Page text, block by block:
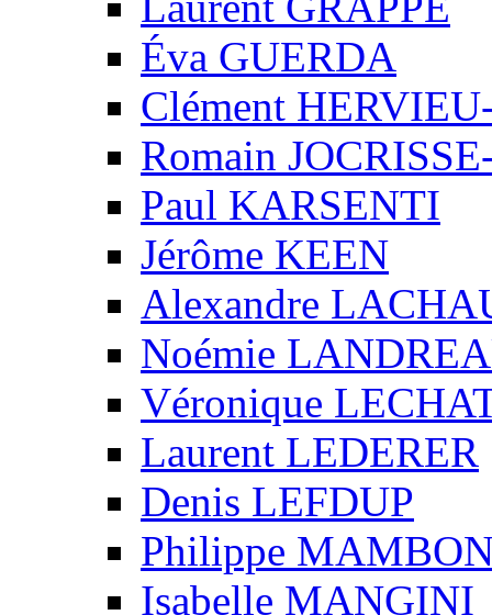
Éva GUERDA
Clément
Romain
Paul KARSENTI
Jérôme KEEN
Alexandre
Noémie
Véronique
Laurent LEDERER
Denis LEFDUP
Philippe
Isabelle MANGINI